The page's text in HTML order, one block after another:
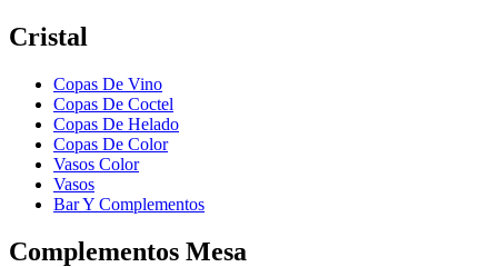
Cristal
Copas De Vino
Copas De Coctel
Copas De Helado
Copas De Color
Vasos Color
Vasos
Bar Y Complementos
Complementos Mesa